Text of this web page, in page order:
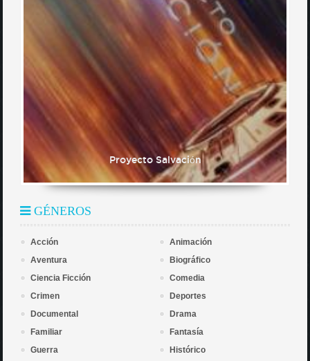
Proyecto Salvación
GÉNEROS
Acción
Animación
Aventura
Biográfico
Ciencia Ficción
Comedia
Crimen
Deportes
Documental
Drama
Familiar
Fantasía
Guerra
Histórico